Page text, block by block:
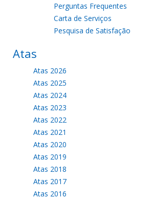
Perguntas Frequentes
Carta de Serviços
Pesquisa de Satisfação
Atas
Atas 2026
Atas 2025
Atas 2024
Atas 2023
Atas 2022
Atas 2021
Atas 2020
Atas 2019
Atas 2018
Atas 2017
Atas 2016